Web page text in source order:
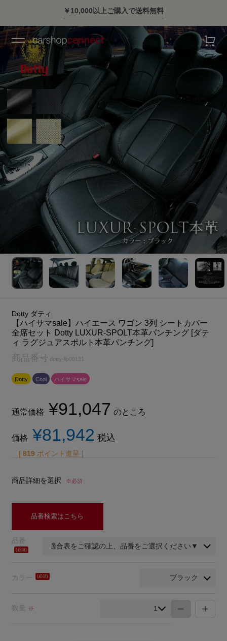
スタイリッシュに車に乗ろう。
Dotty ダティ
【ハイサマsale】ハイエース ワゴン 3列 シートカバー
全席セット Dotty LUXUR-SPOLT本革パンチング [ダテ
ィ ラグジュアスポルト本革パンチング]
商品番号 dotty-llp00131
Dotty Cool ハイサマsale
通常価格 ¥91,047 のところ
価格 ¥81,942 税込
[ 819 ポイント進呈 ]
商品詳細を選択 ※必須
品番検索はこちら
品番
カラー
数量 ※